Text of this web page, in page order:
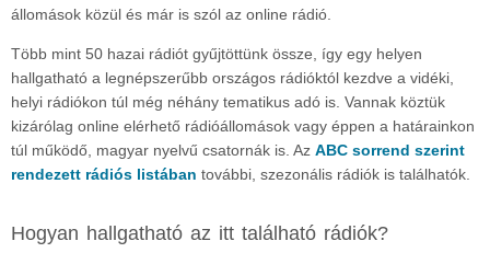
állomások közül és már is szól az online rádió.
Több mint 50 hazai rádiót gyűjtöttünk össze, így egy helyen
hallgatható a legnépszerűbb országos rádióktól kezdve a vidéki,
helyi rádiókon túl még néhány tematikus adó is. Vannak köztük
kizárólag online elérhető rádióállomások vagy éppen a határainkon
túl működő, magyar nyelvű csatornák is. Az ABC sorrend szerint
rendezett rádiós listában további, szezonális rádiók is találhatók.
Hogyan hallgatható az itt található rádiók?